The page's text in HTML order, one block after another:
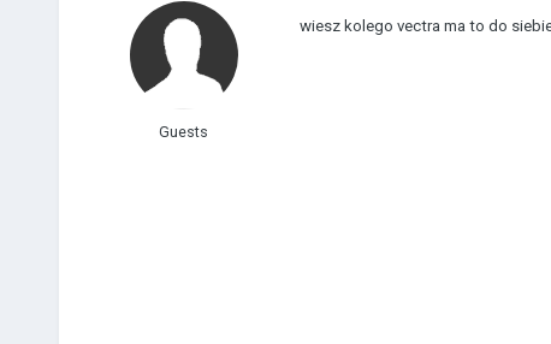
Guests
wiesz kolego vectra ma to do